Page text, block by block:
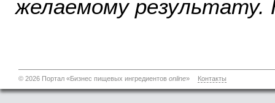
желаемому результату.
© 2026 Портал «Бизнес пищевых ингредиентов online» Контакты